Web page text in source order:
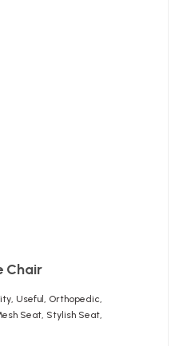
Chair
Useful, Orthopedic,
Seat, Stylish Seat,